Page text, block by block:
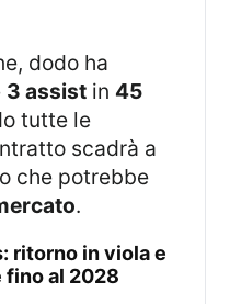
3 assist in 45
tutte le
scadrà a
che potrebbe
.
al 2028